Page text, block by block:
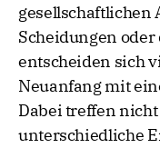
gesellschaftlichen
Scheidungen
entscheiden sich
Neuanfang mit
Dabei treffen
unterschiedliche